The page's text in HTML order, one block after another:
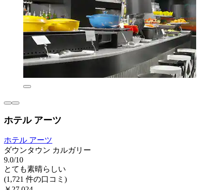
ホテル アーツ
ホテル アーツ
ダウンタウン カルガリー
9.0/10
とても素晴らしい
(1,721 件の口コミ)